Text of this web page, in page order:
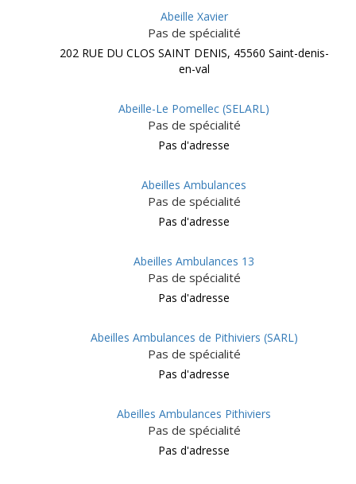
Abeille Xavier
Pas de spécialité
202 RUE DU CLOS SAINT DENIS, 45560 Saint-denis-
en-val
Abeille-Le Pomellec (SELARL)
Pas de spécialité
Pas d'adresse
Abeilles Ambulances
Pas de spécialité
Pas d'adresse
Abeilles Ambulances 13
Pas de spécialité
Pas d'adresse
Abeilles Ambulances de Pithiviers (SARL)
Pas de spécialité
Pas d'adresse
Abeilles Ambulances Pithiviers
Pas de spécialité
Pas d'adresse